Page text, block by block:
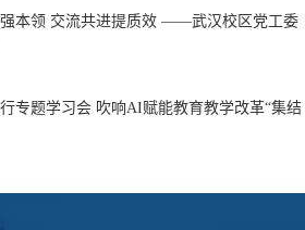
强本领 交流共进提质效 ——武汉校区党工委
专题学习会 吹响AI赋能教育教学改革“集结